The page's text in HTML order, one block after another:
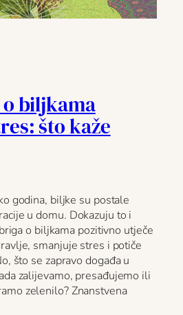
biljkama
što kaže
godina, biljke su postale
u domu. Dokazuju to i
o biljkama pozitivno utječe
smanjuje stres i potiče
što se zapravo događa u
zalijevamo, presađujemo ili
zelenilo? Znanstvena